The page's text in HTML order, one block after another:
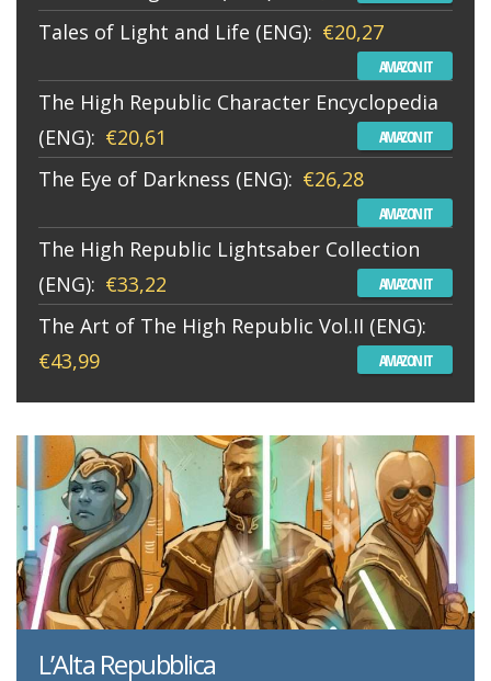
Tales of Light and Life (ENG): €20,27
AMAZON IT
The High Republic Character Encyclopedia
(ENG): €20,61 AMAZON IT
The Eye of Darkness (ENG): €26,28
AMAZON IT
The High Republic Lightsaber Collection
(ENG): €33,22 AMAZON IT
The Art of The High Republic Vol.II (ENG):
€43,99
AMAZON IT
L’Alta Repubblica